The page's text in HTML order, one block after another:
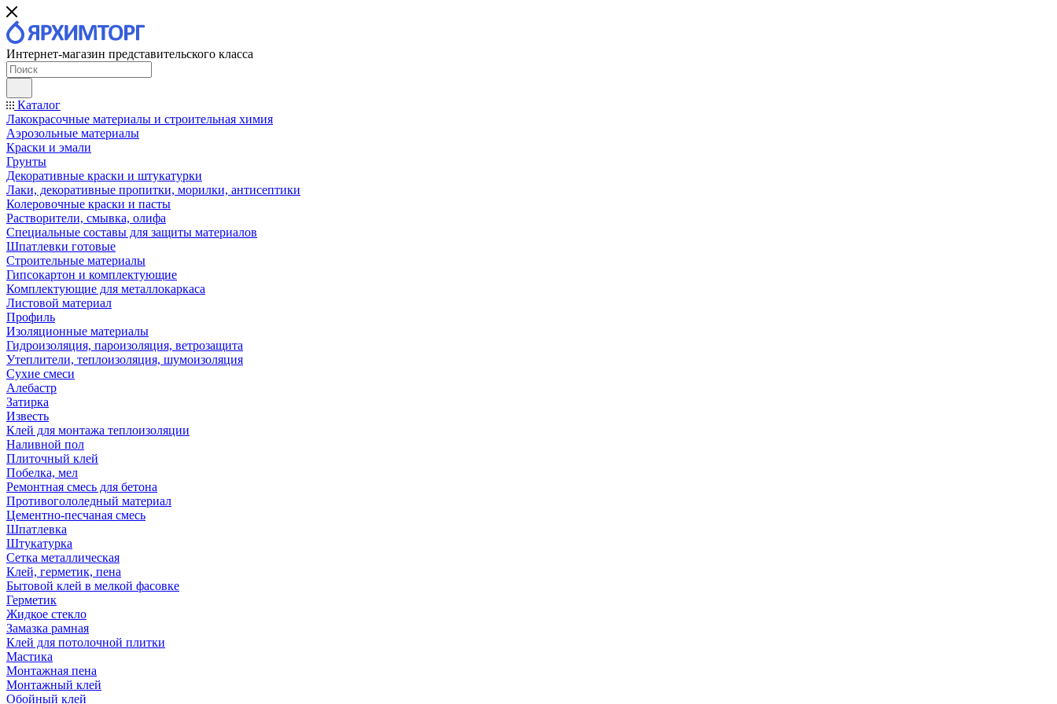
Интернет-магазин представительского класса
Каталог
Лакокрасочные материалы и строительная химия
Аэрозольные материалы
Краски и эмали
Грунты
Декоративные краски и штукатурки
Лаки, декоративные пропитки, морилки, антисептики
Колеровочные краски и пасты
Растворители, смывка, олифа
Специальные составы для защиты материалов
Шпатлевки готовые
Строительные материалы
Гипсокартон и комплектующие
Комплектующие для металлокаркаса
Листовой материал
Профиль
Изоляционные материалы
Гидроизоляция, пароизоляция, ветрозащита
Утеплители, теплоизоляция, шумоизоляция
Сухие смеси
Алебастр
Затирка
Известь
Клей для монтажа теплоизоляции
Наливной пол
Плиточный клей
Побелка, мел
Ремонтная смесь для бетона
Противогололедный материал
Цементно-песчаная смесь
Шпатлевка
Штукатурка
Сетка металлическая
Клей, герметик, пена
Бытовой клей в мелкой фасовке
Герметик
Жидкое стекло
Замазка рамная
Клей для потолочной плитки
Мастика
Монтажная пена
Монтажный клей
Обойный клей